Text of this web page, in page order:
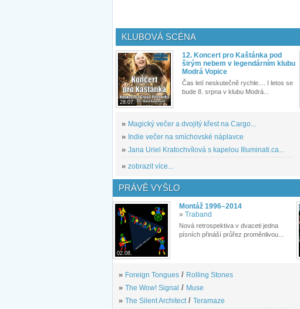
KLUBOVÁ SCÉNA
28.07.
12. Koncert pro Kaštánka pod
širým nebem v legendárním klubu
Modrá Vopice
Čas letí neskutečně rychle.... I letos se
bude 8. srpna v klubu Modrá...
» Magický večer a dvojitý křest na Cargo...
» Indie večer na smíchovské náplavce
» Jana Uriel Kratochvílová s kapelou Illuminati.ca...
» zobrazit více...
PRÁVĚ VYŠLO
02.08.
Montáž 1996–2014
» Traband
Nová retrospektiva v dvaceti jedna
písních přináší průřez proměnlivou...
» Foreign Tongues / Rolling Stones
» The Wow! Signal / Muse
» The Silent Architect/ Teramaze